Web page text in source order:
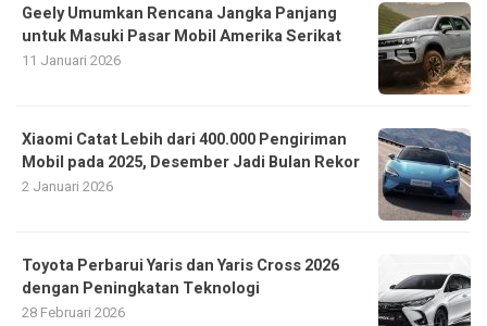
Geely Umumkan Rencana Jangka Panjang
untuk Masuki Pasar Mobil Amerika Serikat
11 Januari 2026
Xiaomi Catat Lebih dari 400.000 Pengiriman
Mobil pada 2025, Desember Jadi Bulan Rekor
2 Januari 2026
Toyota Perbarui Yaris dan Yaris Cross 2026
dengan Peningkatan Teknologi
28 Februari 2026